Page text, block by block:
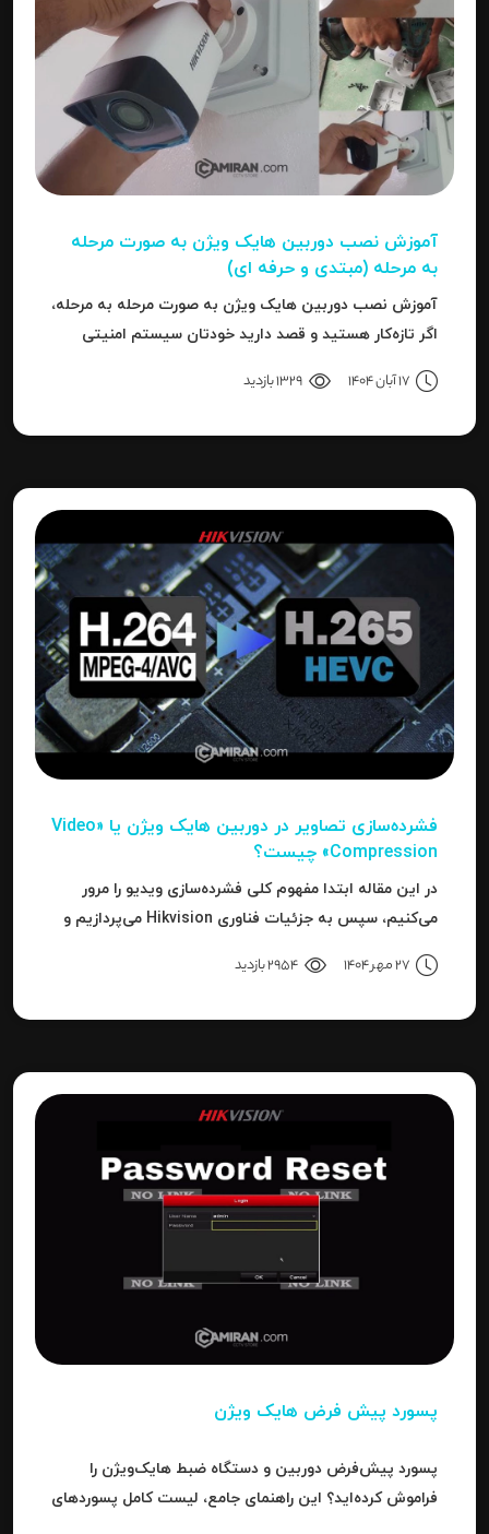
آموزش نصب دوربین هایک‌ ویژن به صورت مرحله‌
به‌ مرحله (مبتدی و حرفه ای)
آموزش نصب دوربین هایک‌ ویژن به صورت مرحله‌ به‌ مرحله،
اگر تازه‌کار هستید و قصد دارید خودتان سیستم امنیتی
دقیق‌تری را بدانید، این مقاله برای شما نوشته شده است.
17 آبان 1404 1329 بازدید
فشرده‌سازی تصاویر در دوربین‌ هایک ویژن یا «Video
Compression» چیست؟
در این مقاله ابتدا مفهوم کلی فشرده‌سازی ویدیو را مرور
می‌کنیم، سپس به جزئیات فناوری Hikvision می‌پردازیم و
نتیجه می‌رسیم.
27 مهر 1404 2954 بازدید
پسورد پیش فرض هایک ویژن
پسورد پیش‌فرض دوربین و دستگاه ضبط هایک‌ویژن را
فراموش کرده‌اید؟ این راهنمای جامع، لیست کامل پسوردهای